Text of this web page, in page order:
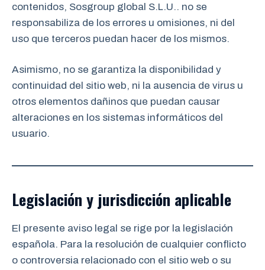
contenidos, Sosgroup global S.L.U.. no se
responsabiliza de los errores u omisiones, ni del
uso que terceros puedan hacer de los mismos.
Asimismo, no se garantiza la disponibilidad y
continuidad del sitio web, ni la ausencia de virus u
otros elementos dañinos que puedan causar
alteraciones en los sistemas informáticos del
usuario.
Legislación y jurisdicción aplicable
El presente aviso legal se rige por la legislación
española. Para la resolución de cualquier conflicto
o controversia relacionado con el sitio web o su